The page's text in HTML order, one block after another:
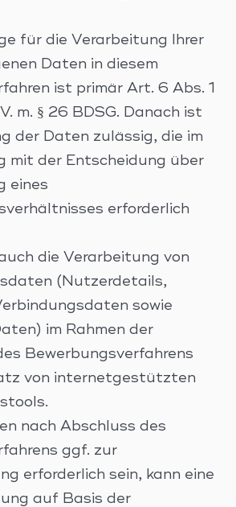
für die Verarbeitung Ihrer
Daten in diesem
ist primär Art. 6 Abs. 1
m. § 26 BDSG. Danach ist
der Daten zulässig, die im
mit der Entscheidung über
eines
erforderlich
die Verarbeitung von
(Nutzerdetails,
sowie
im Rahmen der
Bewerbungsverfahrens
von internetgestützten
nach Abschluss des
ggf. zur
erforderlich sein, kann eine
auf Basis der